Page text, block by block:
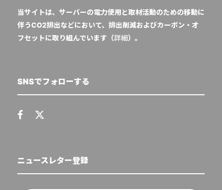
当サイトは、サーバーの電力使用と取材活動のための移動に
伴うCO2排出などにおいて、排出削減およびカーボン・オ
フセットに取り組んでいます（詳細）。
SNSでフォローする
ニュースレター登録